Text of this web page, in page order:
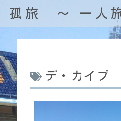
孤旅 〜 一人
デ・カイプ